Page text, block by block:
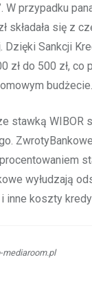
W przypadku
składała się z
Dzięki Sankcji
zł do 500 zł, co
budżecie.
stawką WIBOR
wyłudzają
inne koszty
mediaroom.pl